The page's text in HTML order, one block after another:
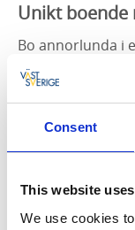
Consent
This website
We use cookies
Unikt
Bo annorlunda i
och hitta ditt
gemytligt på
behagar, grillar
och bara njuter
kan ni koppla
Så här funkar